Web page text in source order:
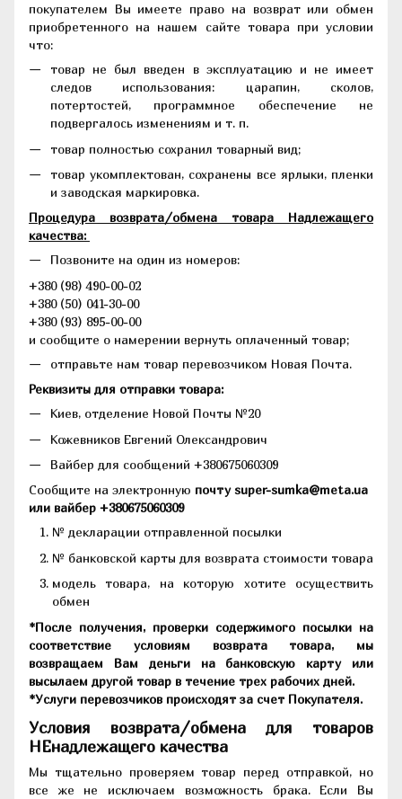
покупателем Вы имеете право на возврат или обмен
приобретенного на нашем сайте товара при условии
что:
товар не был введен в эксплуатацию и не имеет
следов использования: царапин, сколов,
потертостей, программное обеспечение не
подвергалось изменениям и т. п.
товар полностью сохранил товарный вид;
товар укомплектован, сохранены все ярлыки, пленки
и заводская маркировка.
Процедура возврата/обмена товара Надлежащего
качества:
Позвоните на один из номеров:
+380 (98) 490-00-02
+380 (50) 041-30-00
+380 (93) 895-00-00
и сообщите о намерении вернуть оплаченный товар;
отправьте нам товар перевозчиком Новая Почта.
Реквизиты для отправки товара:
Киев, отделение Новой Почты №20
Кожевников Евгений Олександрович
Вайбер для сообщений +380675060309
Сообщите на электронную почту super-sumka@meta.ua
или вайбер +380675060309
№ декларации отправленной посылки
№ банковской карты для возврата стоимости товара
модель товара, на которую хотите осуществить
обмен
*После получения, проверки содержимого посылки на
соответствие условиям возврата товара, мы
возвращаем Вам деньги на банковскую карту или
высылаем другой товар в течение трех рабочих дней.
*Услуги перевозчиков происходят за счет Покупателя.
Условия возврата/обмена для товаров
НЕнадлежащего качества
Мы тщательно проверяем товар перед отправкой, но
все же не исключаем возможность брака. Если Вы